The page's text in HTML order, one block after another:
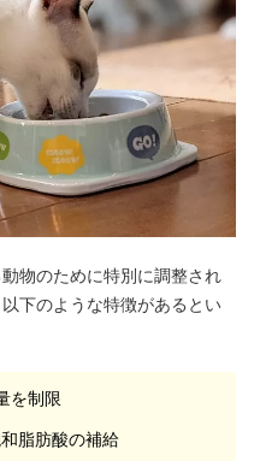
物のために特別に調整され
下のような特徴があるとい
を制限
脂肪酸の補給